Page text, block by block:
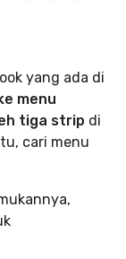
yang ada di
menu
tiga strip di
cari menu